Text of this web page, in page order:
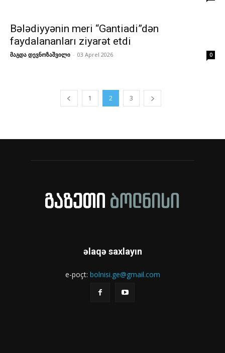
Bələdiyyənin meri “Gantiadi”dən
faydalananları ziyarət etdi
მაგდა დევნოზაშვილი - 03 Aprel 2026 0
1 2 3
əlaqə saxlayın
e-poçt: bolnisi.ge@gmail.com